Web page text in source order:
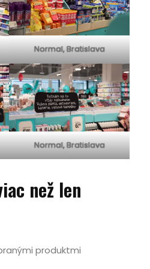
Normal, Bratislava
Normal, Bratislava
než len
produktmi